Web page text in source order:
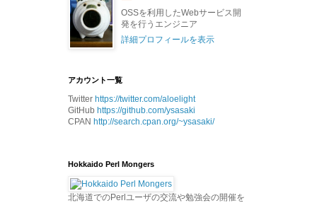
OSSを利用したWebサービス開
発を行うエンジニア
詳細プロフィールを表示
アカウント一覧
Twitter https://twitter.com/aloelight
GitHub https://github.com/ysasaki
CPAN http://search.cpan.org/~ysasaki/
Hokkaido Perl Mongers
北海道でのPerlユーザの交流や勉強会の開催を